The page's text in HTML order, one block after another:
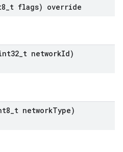
t flags) override
t networkId)
t networkType)